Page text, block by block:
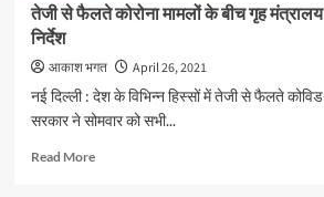
तेजी से फैलते कोरोना मामलों के बीच गृह मंत्रालय
निर्देश
आकाश भगत
April 26, 2021
नई दिल्ली : देश के विभिन्न हिस्सों में तेजी से फैलते
सरकार ने सोमवार को सभी...
Read MoreRead